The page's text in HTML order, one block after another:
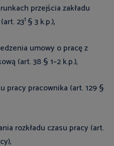
przejścia zakładu
231 § 3 k.p.),
umowy o pracę z
(art. 38 § 1–2 k.p.),
pracy pracownika (art. 129 §
rozkładu czasu pracy (art.